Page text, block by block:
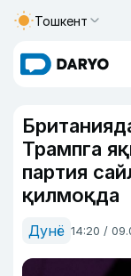
Тошкент
Трампга
партия
қилмоқда
Дунё 14:20 /